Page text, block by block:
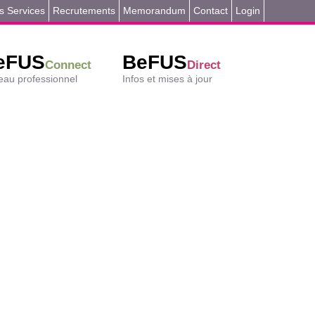
Services Recrutements Memorandum Contact Login
Connect
professionnel
BeFUS Direct
Infos et mises à jour